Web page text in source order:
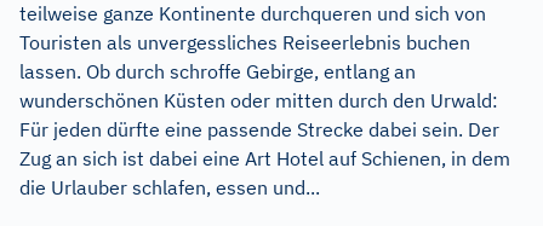
teilweise ganze Kontinente durchqueren und sich von
Touristen als unvergessliches Reiseerlebnis buchen
lassen. Ob durch schroffe Gebirge, entlang an
wunderschönen Küsten oder mitten durch den Urwald:
Für jeden dürfte eine passende Strecke dabei sein. Der
Zug an sich ist dabei eine Art Hotel auf Schienen, in dem
die Urlauber schlafen, essen und...